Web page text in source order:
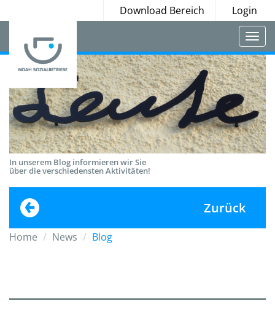
Download Bereich Login
In unserem Blog informieren wir Sie
über die verschiedensten Aktivitäten!
Zurück
Home News Blog